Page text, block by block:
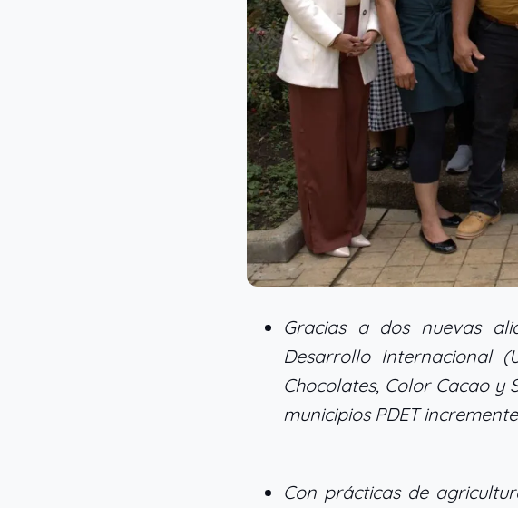
Gracias a dos nuevas
Desarrollo Internacional
Chocolates, Color Cacao
municipios PDET
Con prácticas de